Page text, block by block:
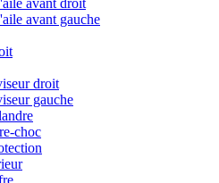
avant droit
avant gauche
droit
gauche
choc